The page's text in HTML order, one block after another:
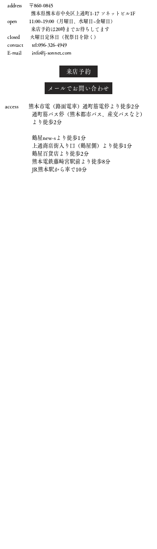
address 〒860-0845
熊本県熊本市中央区上通町1-17 ソネットビル1F
open 11:00~19:00（月曜日、水曜日~金曜日）
来店予約は20時までお待ちしてます
closed 火曜日定休日（祝祭日を除く）
contact tel:096-326-4949
E-mail info@j-sonnet.com
来店予約
メールでお問い合わせ
access 熊本市電（路面電車）通町筋電停より徒歩2分
通町筋バス停（熊本都市バス、産交バスなど）
より徒歩2分
鶴屋new-sより徒歩1分
上通商店街入り口（鶴屋側）より徒歩1分
鶴屋百貨店より徒歩2分
熊本電鉄藤崎宮駅前より徒歩8分
JR熊本駅から車で10分